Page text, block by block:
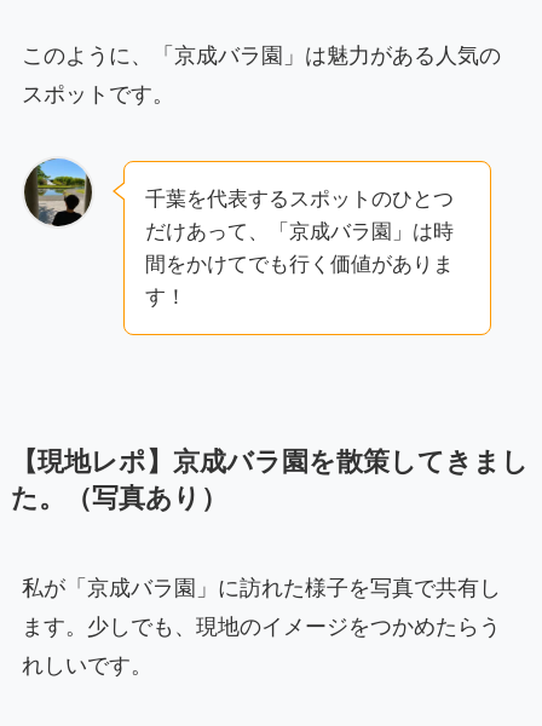
このように、「京成バラ園」は魅力がある人気の
スポットです。
千葉を代表するスポットのひとつ
だけあって、「京成バラ園」は時
間をかけてでも行く価値がありま
す！
【現地レポ】京成バラ園を散策してきまし
た。（写真あり）
私が「京成バラ園」に訪れた様子を写真で共有し
ます。少しでも、現地のイメージをつかめたらう
れしいです。